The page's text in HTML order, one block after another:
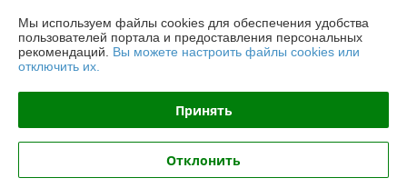
г. Минск ул. Прушинских дом 6 , кв 133
Регистрационный номер ЕГР: 193513378
Регистрационный орган: Минский горисполком
Местонахождение книги жалоб и предложений: ТЦ "Александров
Пассаж" пр. Независимости 117а, Минская область
Мы используем файлы cookies для обеспечения удобства
пользователей портала и предоставления персональных
рекомендаций. Вы можете настроить файлы cookies или
отключить их.
Принять
Отклонить